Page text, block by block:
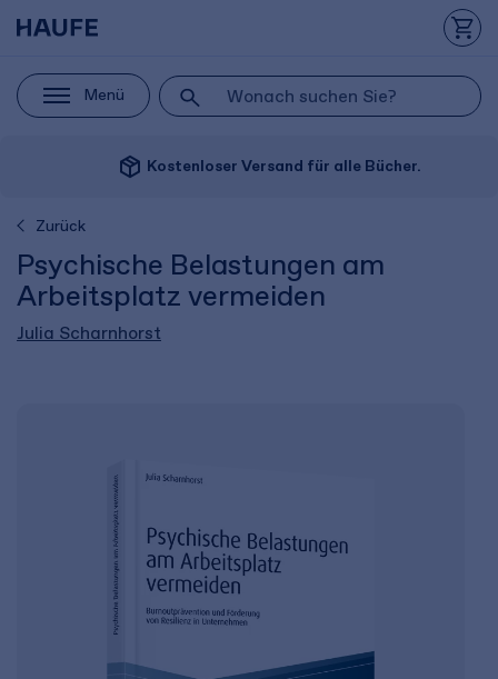
Menü
package_2 Kostenloser Versand für alle Bücher.
Zurück
Psychische Belastungen am
Arbeitsplatz vermeiden
Julia Scharnhorst